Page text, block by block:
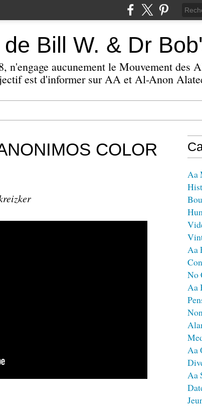
Bill W. & Dr
n'engage aucunement le Mouvement des
est d'informer sur AA et Al-Anon
COLOR
Aa
Aa
No
Aa
Aa
Aa